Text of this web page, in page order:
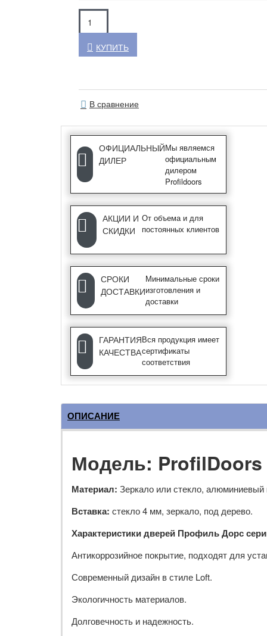
КУПИТЬ
В сравнение
ОФИЦИАЛЬНЫЙ
ДИЛЕР
Мы являемся
официальным
дилером
Profildoors
АКЦИИ И
СКИДКИ
От объема и для
постоянных клиентов
СРОКИ
ДОСТАВКИ
Минимальные сроки
изготовления и
доставки
ГАРАНТИЯ
КАЧЕСТВА
Вся продукция имеет
сертификаты
соответствия
ОПИСАНИЕ
Модель: ProfilDoors
Материал: Зеркало или стекло,
Вставка: стекло 4 мм, зеркало, под дерево.
Характеристики дверей Профиль Дорс
Антикоррозийное покрытие, подходят для
Современный дизайн в стиле Loft.
Экологичность материалов.
Долговечность и надежность.